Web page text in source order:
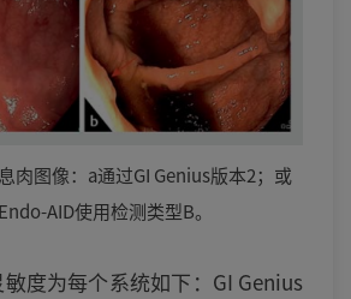
肉图像：a通过GI Genius版本2；或
AID使用检测类型B。
度为每个系统如下：GI Genius